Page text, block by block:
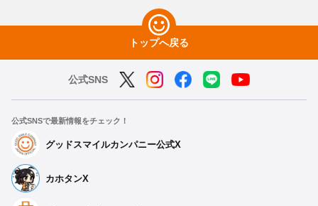
トップへ戻る
公式SNS
公式SNSで最新情報をチェック！
グッドスマイルカンパニー公式X
カホタンX